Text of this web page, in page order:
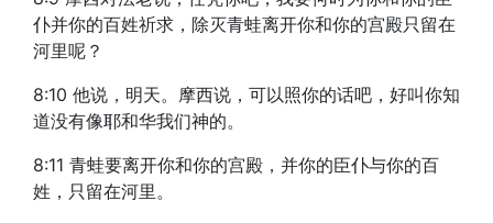
仆并你的百姓祈求，除灭青蛙离开你和你的宫殿只留在
河里呢？
8:10 他说，明天。摩西说，可以照你的话吧，好叫你知
道没有像耶和华我们神的。
8:11 青蛙要离开你和你的宫殿，并你的臣仆与你的百
姓，只留在河里。